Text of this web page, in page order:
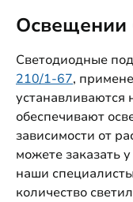
Освещении
Светодиодные
210/1-67,
устанавливаются
обеспечивают
зависимости от
можете заказать
наши
количество